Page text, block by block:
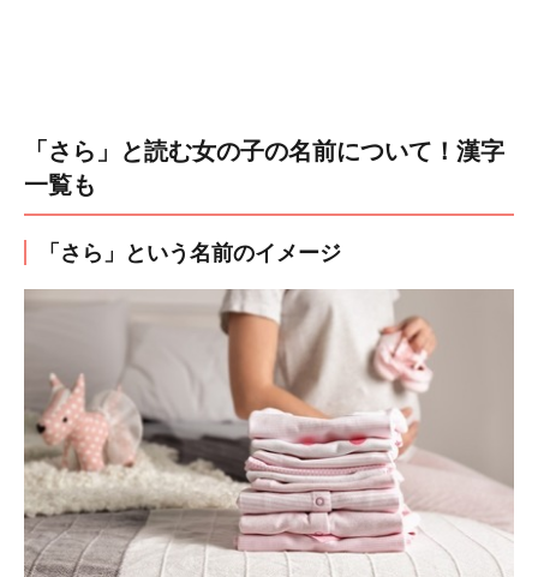
「さら」と読む女の子の名前について！漢字
一覧も
「さら」という名前のイメージ